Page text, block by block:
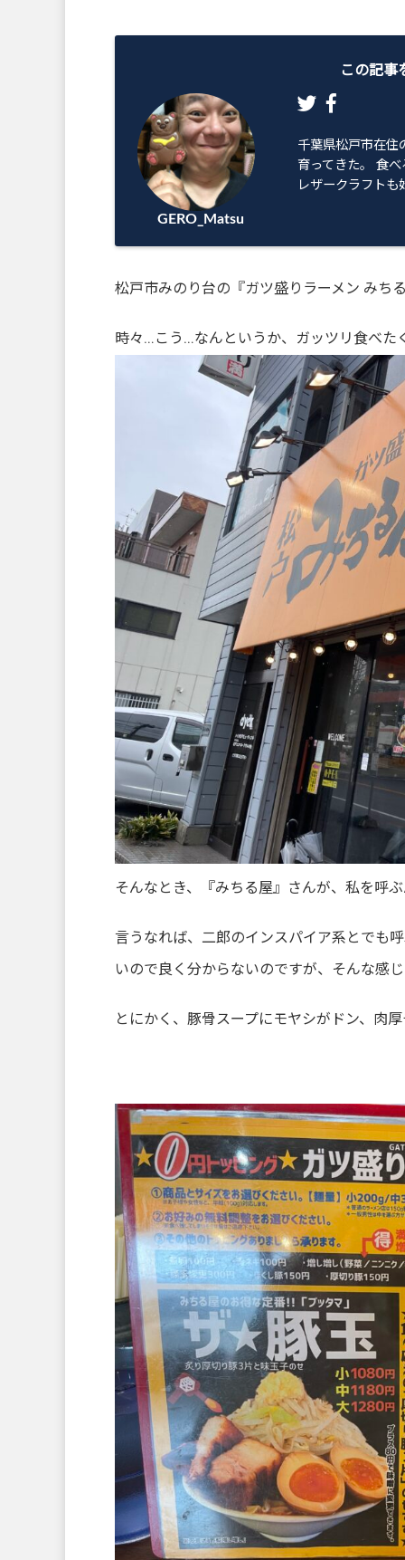
/home/geromatsu/gero-
matsu.net/public_html/wp
-content/plugins/sns-
count-cache/sns-count-
この記事
GERO_Matsu
千葉県松戸市在住
育ってきた。 食
レザークラフト
松戸市みのり台の『ガツ盛りラーメン みち
時々…こう…なんというか、ガッツリ食べた
そんなとき、『みちる屋』さんが、私を呼
言うなれば、二郎のインスパイア系とでも
いので良く分からないのですが、そんな感
とにかく、豚骨スープにモヤシがドン、肉